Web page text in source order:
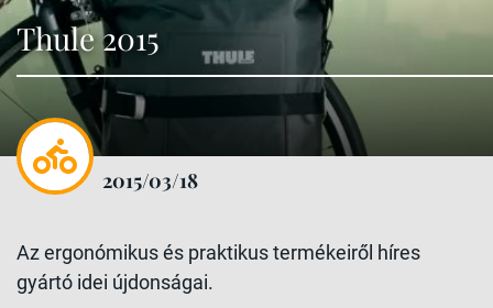
Thule 2015
2015/03/18
Az ergonómikus és praktikus termékeiről híres
gyártó idei újdonságai.